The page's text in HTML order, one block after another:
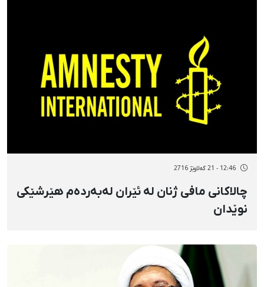
12:46 - 21 گەلاوێژ 2716
چالاکانی مافی ژنان لە ئێران لەبەردەم هێرشێکی
نوێدان